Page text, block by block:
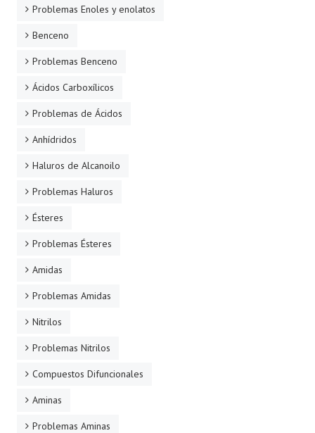
Problemas Enoles y enolatos
Benceno
Problemas Benceno
Ácidos Carboxílicos
Problemas de Ácidos
Anhídridos
Haluros de Alcanoilo
Problemas Haluros
Ésteres
Problemas Ésteres
Amidas
Problemas Amidas
Nitrilos
Problemas Nitrilos
Compuestos Difuncionales
Aminas
Problemas Aminas